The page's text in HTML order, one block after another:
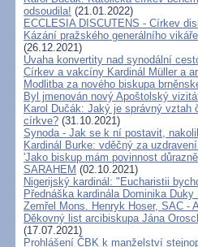
odsoudila! (21.01.2022)
ECCLESIA DISCUTENS - Církev
Kázání pražského generálního
(26.12.2021)
Úvaha konvertity nad synodální
Církev a vakcíny Kardinál Müller a
Modlitba za nového biskupa
Byl jmenován nový Apoštolský
Karol Dučák: Jaký je správný
církve? (31.10.2021)
Synoda - Jak se k ní postavit,
Kardinál Burke: vděčný za
'Jako biskup mám povinnost
SARAHEM (02.10.2021)
Nigerijský kardinál: "Eucharistii
Přednáška kardinála Dominika
Zemřel Mons. Henryk Hoser, SAC -
Děkovný list arcibiskupa Jána
(17.07.2021)
Prohlášení ČBK k manželství